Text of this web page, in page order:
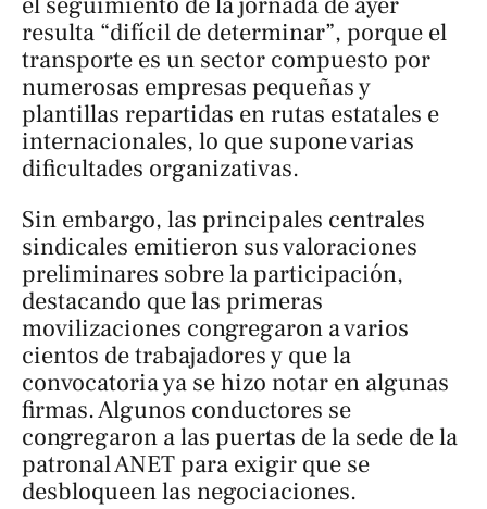
resulta “difícil de determinar”, porque el
transporte es un sector compuesto por
numerosas empresas pequeñas y
plantillas repartidas en rutas estatales e
internacionales, lo que supone varias
dificultades organizativas.
Sin embargo, las principales centrales
sindicales emitieron sus valoraciones
preliminares sobre la participación,
destacando que las primeras
movilizaciones congregaron a varios
cientos de trabajadores y que la
convocatoria ya se hizo notar en algunas
firmas. Algunos conductores se
congregaron a las puertas de la sede de la
patronal ANET para exigir que se
desbloqueen las negociaciones.